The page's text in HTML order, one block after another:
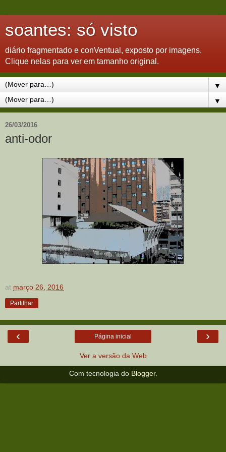
soantes: só visto
diário fragmentado e conVentual, exposto por imagens.
Clique nelas para ver em tamanho original.
▼
▼
26/03/2016
anti-odor
at março 26, 2016
Partilhar
‹ ›
Página inicial
Ver a versão da Web
Com tecnologia do Blogger.